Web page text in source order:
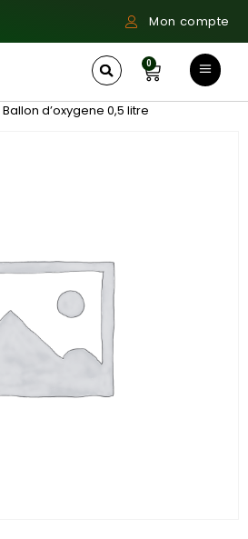
Mon compte
0
d’oxygene 0,5 litre